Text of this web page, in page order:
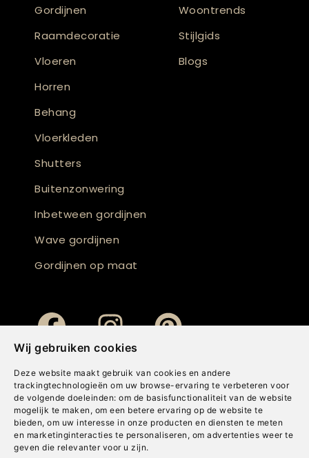
Wij gebruiken cookies
Deze website maakt gebruik van cookies en andere
trackingtechnologieën om uw browse-ervaring te verbeteren voor
de volgende doeleinden: om de basisfunctionaliteit van de website
mogelijk te maken , om een betere ervaring op de website te
bieden, om uw interesse in onze producten en diensten te meten
en marketinginteracties te personaliseren , om advertenties weer te
geven die relevanter voor u zijn.
Gordijnen
Raamdecoratie
Vloeren
Horren
Behang
Vloerkleden
Shutters
Buitenzonwering
Inbetween gordijnen
Wave gordijnen
Gordijnen op maat
Woontrends
Stijlgids
Blogs